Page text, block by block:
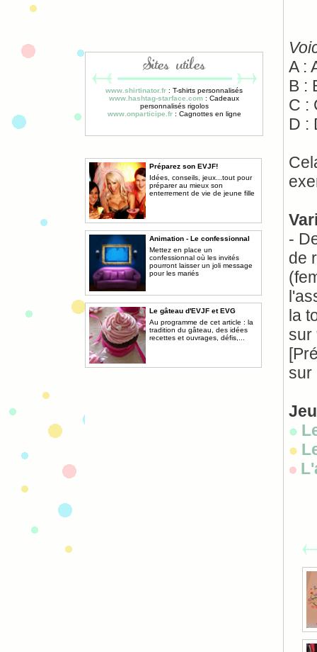
Sites utiles
www.shirtinator.fr : T-shirts personnalisés
www.hashtag-starface.com : Cadeaux
personnalisés rigolos
www.onparticipe.fr: Cagnottes en ligne
Préparez son EVJF!
Idées, conseils, jeux...tout pour
préparer au mieux son
enterrement de vie de jeune fille
Animation - Le confessionnal
Mettez en place un
confessionnal où les invités
pourront laisser un joli message
pour les mariés
Le gâteau d'EVJF et EVG
Au programme de cet article : la
tradition du gâteau, des idées
recettes et ouvrages, défis,...
A :
B :
C :
D :
-
de
la
sur
sur